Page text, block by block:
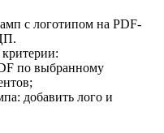
с логотипом на PDF-
по выбранному
добавить лого и